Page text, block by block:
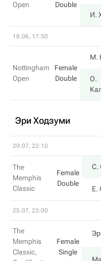
Open
Double
И.
18.06, 17:50
Nottingham
Open
Female
Double
М.
О.
Эри Ходзуми
29.07, 22:10
The
Memphis
Classic
Female
Double
С.
E.
25.07, 23:00
The
Memphis
Classic,
Female
Single